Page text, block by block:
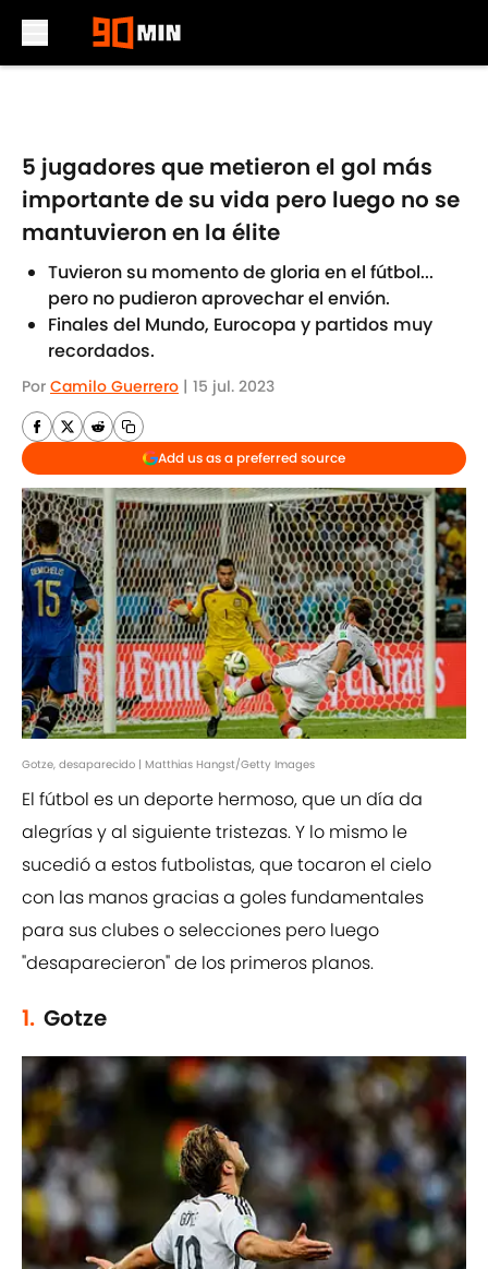
5 jugadores que metieron el gol más
importante de su vida pero luego no se
mantuvieron en la élite
Tuvieron su momento de gloria en el fútbol...
pero no pudieron aprovechar el envión.
Finales del Mundo, Eurocopa y partidos muy
recordados.
Por Camilo Guerrero | 15 jul. 2023
Add us as a preferred source
Gotze, desaparecido | Matthias Hangst/Getty Images
El fútbol es un deporte hermoso, que un día da
alegrías y al siguiente tristezas. Y lo mismo le
sucedió a estos futbolistas, que tocaron el cielo
con las manos gracias a goles fundamentales
para sus clubes o selecciones pero luego
"desaparecieron" de los primeros planos.
1. Gotze